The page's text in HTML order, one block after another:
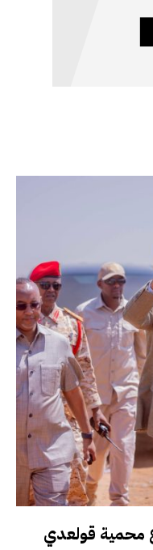
محمية قولعدي